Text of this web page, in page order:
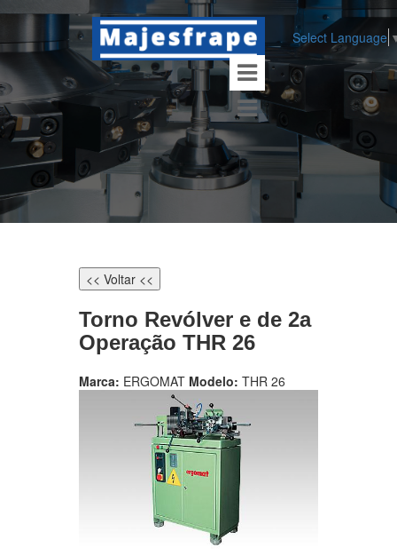
Select Language
<< Voltar <<
Torno Revólver e de 2a
Operação THR 26
Marca: ERGOMAT Modelo: THR 26